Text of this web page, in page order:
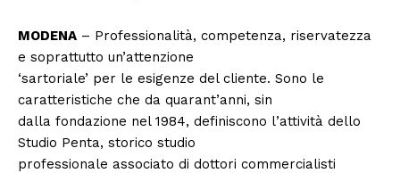
MODENA – Professionalità, competenza, riservatezza
e soprattutto un’attenzione
‘sartoriale’ per le esigenze del cliente. Sono le
caratteristiche che da quarant’anni, sin
dalla fondazione nel 1984, definiscono l’attività dello
Studio Penta, storico studio
professionale associato di dottori commercialisti